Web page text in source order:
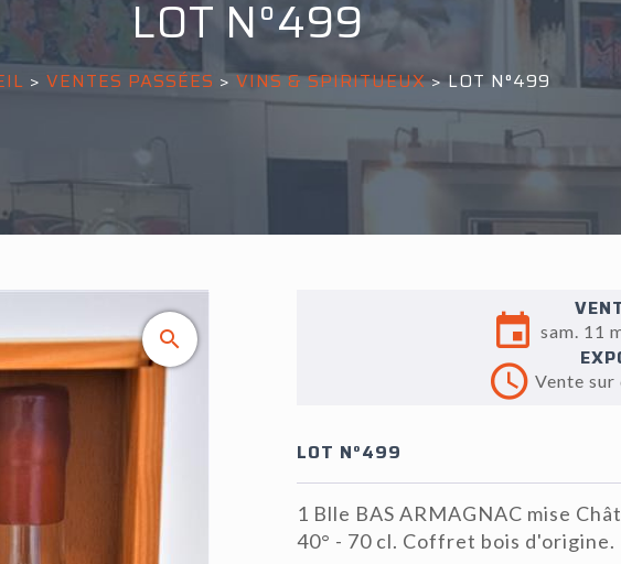
LOT N°499
> VENTES PASSÉES >VINS & SPIRITUEUX>LOT N°499
sam. 11
Vente
LOT N°499
1 Blle BAS ARMAGNAC mise
40° - 70 cl. Coffret bois d'origine.